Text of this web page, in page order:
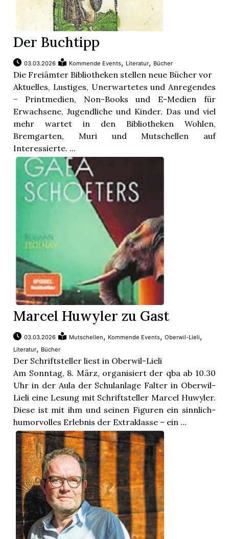
Der Buchtipp
03.03.2026 Kommende Events, Literatur, Bücher
Die Freiämter Bibliotheken stellen neue Bücher vor
Aktuelles, Lustiges, Unerwartetes und Anregendes
− Printmedien, Non-Books und E-Medien für
Erwachsene, Jugendliche und Kinder. Das und viel
mehr wartet in den Bibliotheken Wohlen,
Bremgarten, Muri und Mutschellen auf
Interessierte. ...
Marcel Huwyler zu Gast
03.03.2026 Mutschellen, Kommende Events,Oberwil-Lieli,
Literatur, Bücher
Der Schriftsteller liest in Oberwil-Lieli
Am Sonntag, 8. März, organisiert der qba ab 10.30
Uhr in der Aula der Schulanlage Falter in Oberwil-
Lieli eine Lesung mit Schriftsteller Marcel Huwyler.
Diese ist mit ihm und seinen Figuren ein sinnlich-
humorvolles Erlebnis der Extraklasse – ein ...